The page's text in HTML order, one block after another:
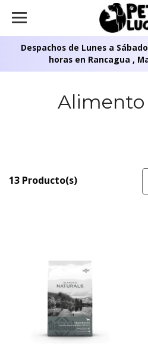
Despachos de Lunes a
horas en Rancagua ,
Alimento
13 Producto(s)